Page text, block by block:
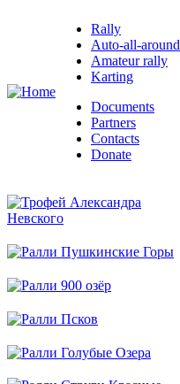
Rally
Auto-all-around
Amateur rally
Karting
Documents
Partners
Contacts
Donate